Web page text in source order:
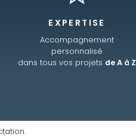
EXPERTISE
Accompagnement
personnalisé
dans tous vos projets de A à Z